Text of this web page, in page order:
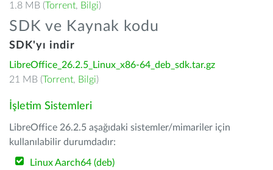
1.8 MB (Torrent, Bilgi)
SDK ve Kaynak kodu
SDK'yı indir
LibreOffice_26.2.5_Linux_x86-64_deb_sdk.tar.gz
21 MB (Torrent, Bilgi)
İşletim Sistemleri
LibreOffice 26.2.5 aşağıdaki sistemler/mimariler için
kullanılabilir durumdadır:
Linux Aarch64 (deb)